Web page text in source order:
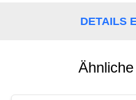
DETAILS